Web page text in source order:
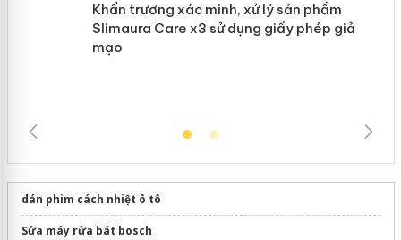
Khẩn trương xác minh, xử lý sản phẩm
Slimaura Care x3 sử dụng giấy phép
dán phim cách nhiệt ô tô
Sửa máy rửa bát bosch